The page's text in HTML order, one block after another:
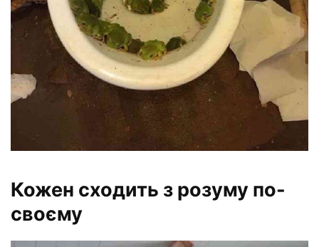
Кожен сходить з розуму по-
своєму